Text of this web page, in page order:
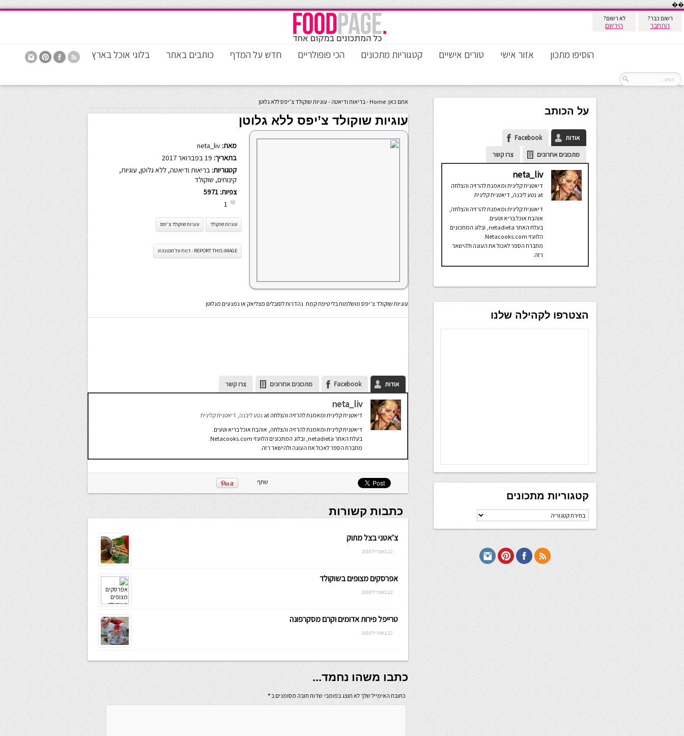
��
רשום כבר?
התחבר
לא רשום?
הירשם
הוסיפו מתכון אזור אישי טורים אישיים קטגוריות מתכונים הכי פופולריים חדש על המדף כותבים באתר בלוגי אוכל בארץ
אתם כאן: Home
-בריאות ודיאטה - עוגיות שוקולד צ’יפס ללא גלוטן
עוגיות שוקולד צ’יפס ללא גלוטן
מאת: neta_liv
בתאריך:
קטגוריות: בריאות ודיאטה, ללא גלוטן, עוגיות,
קינוחים, שוקולד
צפיות: 5971
1
עוגיות שוקולד עוגיות שוקולד צ'יפס
REPORT THIS IMAGE - דווח על תמונה זו
עוגיות שוקולד צ’יפס מושלמות בלי טיפת קמח. נהדרות לסובלים מצליאק או נמנעים מגלוטן
אודות Facebook מתכונים אחרונים צרו קשר
neta_liv
דיאטנית קלינית ומאמנת להרזיה והצלחה
נטע ליבנה, דיאטנית קלינית
דיאטנית קלינית ומאמנת להרזיה והצלחה, אוהבת אוכל בריא וטעים.
בעלת האתר netadieta, ובלוג המתכונים הלועזי Netacooks.com.
מחברת הספר לאכול את העוגה ולהישאר רזה.
שתף
כתבות קשורות
צ’אטני בצל מתוק
22 באפריל 2018
אפרסקים מצופים בשוקולד
22 באפריל 2018
טרייפל פירות אדומים וקרם מסקרפונה
22 באפריל 2018
כתבו משהו נחמד...
כתובת האימייל שלך לא תוצג בפומבי.שדות חובה מסומנים ב*
על הכותב
אודות
Facebook
מתכונים אחרונים
צרו קשר
neta_liv
דיאטנית קלינית ומאמנת להרזיה והצלחה
at נטע ליבנה, דיאטנית קלינית
דיאטנית קלינית ומאמנת להרזיה והצלחה,
אוהבת אוכל בריא וטעים.
בעלת האתר netadieta, ובלוג המתכונים
הלועזי Netacooks.com.
מחברת הספר לאכול את העוגה ולהישאר
רזה.
הצטרפו לקהילה שלנו
קטגוריות מתכונים
קטגוריות
מתכונים